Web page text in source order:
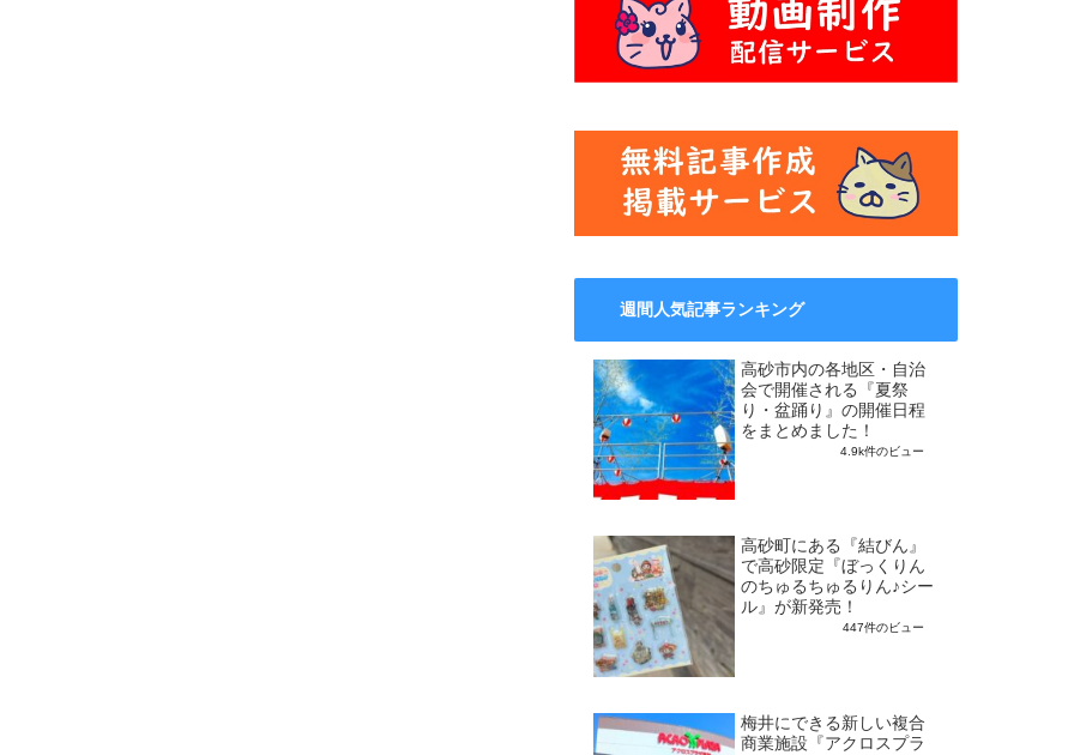
週間人気記事ランキング
高砂市内の各地区・自治
会で開催される『夏祭
り・盆踊り』の開催日程
をまとめました！
4.9k件のビュー
高砂町にある『結びん』
で高砂限定『ぼっくりん
のちゅるちゅるりん♪シー
ル』が新発売！
447件のビュー
梅井にできる新しい複合
商業施設『アクロスプラ